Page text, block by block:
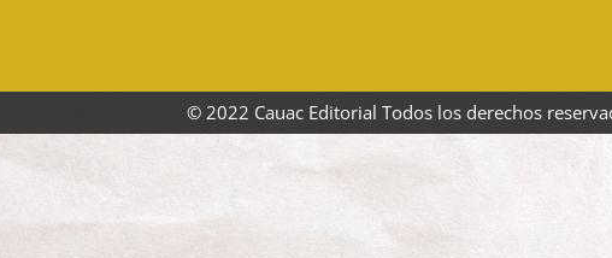
© 2022 Cauac Editorial Todos los derechos